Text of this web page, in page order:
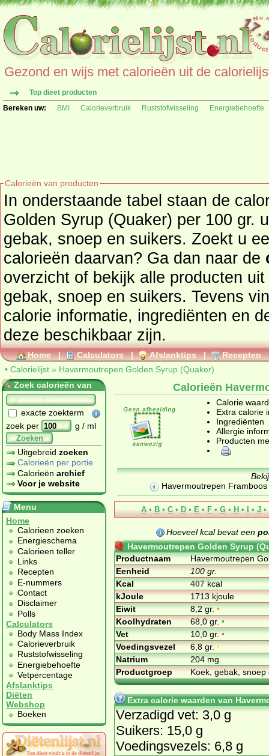
Gezond en wijs met calorieën uit de
Top dieet producten
Bereken uw:
BMI Calorieverbruik Ruststofwisseling Energiebehoefte
Calorieën van producten
In onderstaande tabel staan de
Golden Syrup (Quaker) per 100 gr.
gebak, snoep en suikers. Zoekt u een ander product en de
calorieën daarvan? Ga dan naar de
overzicht of bekijk alle
gebak, snoep en suikers. Tevens vindt u ook de uitgebreide
calorie informatie, ingrediënten en
deze beschikbaar zijn.
Home | Calculators | Afslanktips | Recepten
• Calorielijst » Havermoutrepen Golden Syrup (Quaker)
Zoek calorieën van
exacte zoekterm
zoek per
g / ml
Zoeken
Uitgebreid zoeken
Calorieën per portie
Calorieën archief
Voor je website
Menu
Home
Calorieen zoeken
Energieschema
Calorieen teller
Links
Recepten
E-nummers
Contact
Disclaimer
Polls
Calculators
Body Mass Index
Calorieverbruik
Ruststofwisseling
Energiebehoefte
Vetpercentage
Afslanktips
Diëten
Webshop
Boeken
Calorieën
Calorie
Extra calorie
Ingrediënten
Allergie
Producten
Havermoutrepen Framboos
A • B • C • D • E • F • G • H • I • J •
Hoeveel kcal bevat een
Havermoutrepen Golden Syrup
Productnaam
Havermoutrepen
Eenheid
100 gr.
Kcal
407kcal
kJoule
1713 kjoule
Eiwit
8,2 gr.•
Koolhydraten
68,0 gr.•
Vet
10,0 gr.•
Voedingsvezel
6,8 gr.•
Natrium
204 mg.
Productgroep
Koek, gebak,
Extra calorie waarden van
Verzadigd vet: 3,0 g
Suikers: 15,0 g
Voedingsvezels: 6,8 g